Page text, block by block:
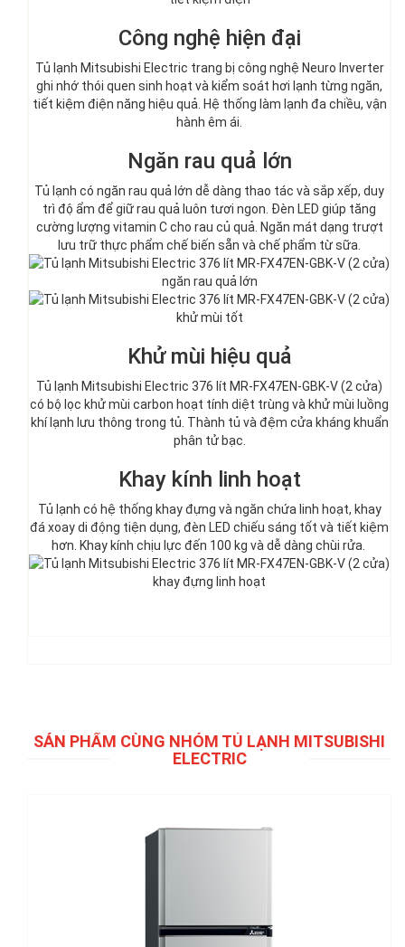
Công nghệ hiện đại
Tủ lạnh Mitsubishi Electric trang bị công nghệ Neuro Inverter
ghi nhớ thói quen sinh hoạt và kiểm soát hơi lạnh từng ngăn,
tiết kiệm điện năng hiệu quả. Hệ thống làm lạnh đa chiều, vận
hành êm ái.
Ngăn rau quả lớn
Tủ lạnh có ngăn rau quả lớn dễ dàng thao tác và sắp xếp, duy
trì độ ẩm để giữ rau quả luôn tươi ngon. Đèn LED giúp tăng
cường lượng vitamin C cho rau củ quả. Ngăn mát dạng trượt
lưu trữ thực phẩm chế biến sẵn và chế phẩm từ sữa.
Khử mùi hiệu quả
Tủ lạnh Mitsubishi Electric 376 lít MR-FX47EN-GBK-V (2 cửa)
có bộ lọc khử mùi carbon hoạt tính diệt trùng và khử mùi luồng
khí lạnh lưu thông trong tủ. Thành tủ và đệm cửa kháng khuẩn
phân tử bạc.
Khay kính linh hoạt
Tủ lạnh có hệ thống khay đựng và ngăn chứa linh hoạt, khay
đá xoay di động tiện dụng, đèn LED chiếu sáng tốt và tiết kiệm
hơn. Khay kính chịu lực đến 100 kg và dễ dàng chùi rửa.
SẢN PHẨM CÙNG NHÓM TỦ LẠNH MITSUBISHI
ELECTRIC